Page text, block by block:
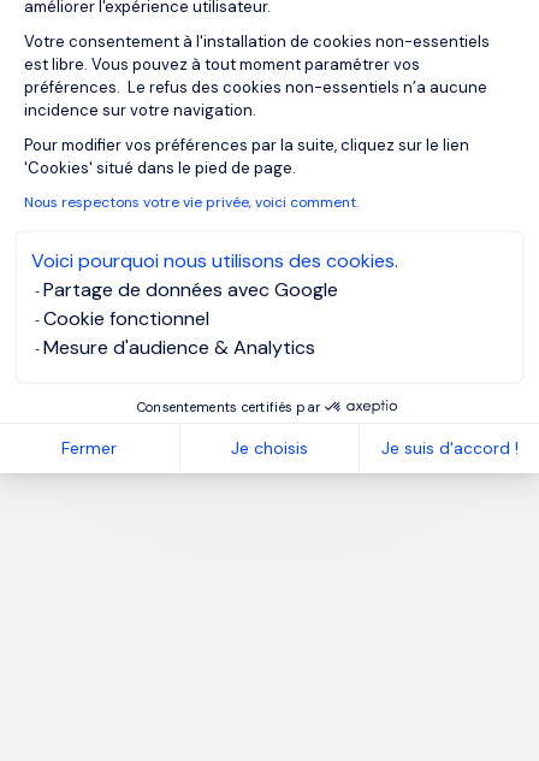
améliorer l'expérience utilisateur.
Votre consentement à l'installation de cookies non-essentiels
est libre. Vous pouvez à tout moment paramétrer vos
préférences. Le refus des cookies non-essentiels n’a aucune
incidence sur votre navigation.
Pour modifier vos préférences par la suite, cliquez sur le lien
'Cookies' situé dans le pied de page.
Nous respectons votre vie privée, voici comment.
Voici pourquoi nous utilisons des cookies.
Partage de données avec Google
Cookie fonctionnel
Mesure d'audience & Analytics
Consentements certifiés par
Fermer Je choisis Je suis d'accord !